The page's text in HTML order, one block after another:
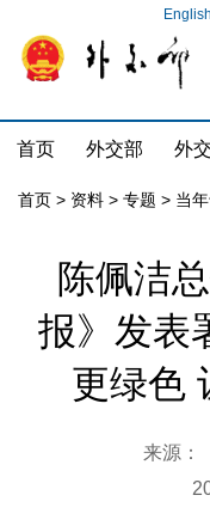
English
首页 外交部 外
首页 > 资料 > 专题 > 当
陈佩洁
报》发表
更绿色
来源：